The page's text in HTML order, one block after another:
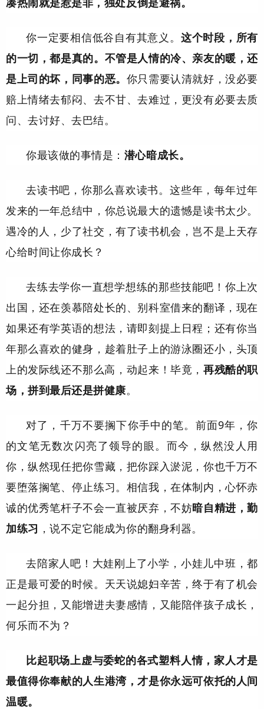
你一定要相信低谷自有其意义。 这个时段，所有
的一切，都是真的。不管是人情的冷、亲友的暖，还
是上司的坏，同事的恶。 你只需要认清就好，没必要
赔上情绪去郁闷、去不甘、去难过，更没有必要去质
问、去讨好、去巴结。
你最该做的事情是： 潜心暗成长。
去读书吧，你那么喜欢读书。这些年，每年过年
发来的一年总结中，你总说最大的遗憾是读书太少。
遇冷的人，少了社交，有了读书机会，岂不是上天存
心给时间让你成长？
去练去学你一直想学想练的那些技能吧！你上次
出国，还在羡慕陪处长的、别科室借来的翻译，现在
如果还有学英语的想法，请即刻提上日程；还有你当
年那么喜欢的健身，趁着肚子上的游泳圈还小，头顶
上的发际线还不那么高，动起来！毕竟， 再残酷的职
场，拼到最后还是拼健康。
对了，千万不要搁下你手中的笔。前面9年，你
的文笔无数次闪亮了领导的眼。而今，纵然没人用
你，纵然现任把你雪藏，把你踩入淤泥，你也千万不
要堕落搁笔、停止练习。相信我，在体制内，心怀赤
诚的优秀笔杆子不会一直被厌弃，不妨暗自精进，勤
加练习 ，说不定它能成为你的翻身利器。
去陪家人吧！大娃刚上了小学，小娃儿中班，都
正是最可爱的时候。天天说媳妇辛苦，终于有了机会
一起分担，又能增进夫妻感情，又能陪伴孩子成长，
何乐而不为？
比起职场上虚与委蛇的各式塑料人情，家人才是
最值得你奉献的人生港湾，才是你永远可依托的人间
温暖。